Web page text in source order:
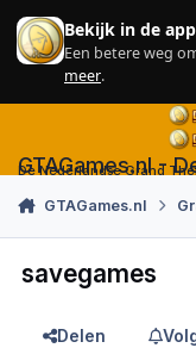
Skip to content
Bekijk in de app
Een betere weg
meer.
GTAGames.nl -
De Nederlandse Grand
GTAGames.nl
savegames
Delen